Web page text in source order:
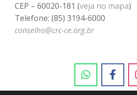
CEP – 60020-181 (veja no mapa)
Telefone: (85) 3194-6000
conselho@crc-ce.org.br